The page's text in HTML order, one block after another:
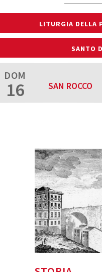
LITURGIA DELLA
SANTO
DOM
16 SAN ROCCO